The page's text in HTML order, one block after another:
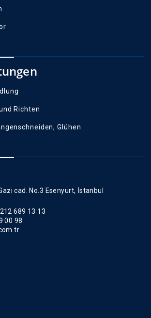
Richten
Glühen
cad. No.3 Esenyurt, İstanbul
689 13 13
00 98